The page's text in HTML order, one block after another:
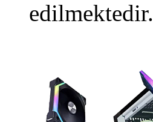
edilmektedir.